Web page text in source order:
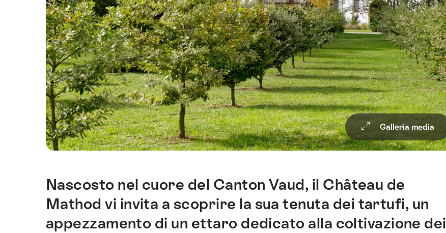
Galleria media
Introduzione
Nascosto nel cuore del Canton Vaud, il Château de
Mathod vi invita a scoprire la sua tenuta dei tartufi, un
appezzamento di un ettaro dedicato alla coltivazione dei